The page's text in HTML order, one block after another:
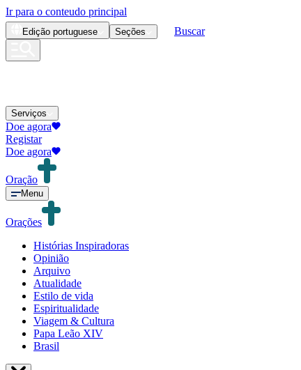
Ir para o conteudo principal
Edição portuguese Seções Buscar
Serviços
Doe agora
Registar
Doe agora
Oração
Menu
Orações
Histórias Inspiradoras
Opinião
Arquivo
Atualidade
Estilo de vida
Espiritualidade
Viagem & Cultura
Papa Leão XIV
Brasil